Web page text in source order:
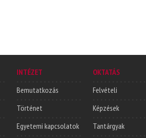
INTÉZET
Bemutatkozás
Történet
Egyetemi kapcsolatok
OKTATÁS
Felvételi
Képzések
Tantárgyak